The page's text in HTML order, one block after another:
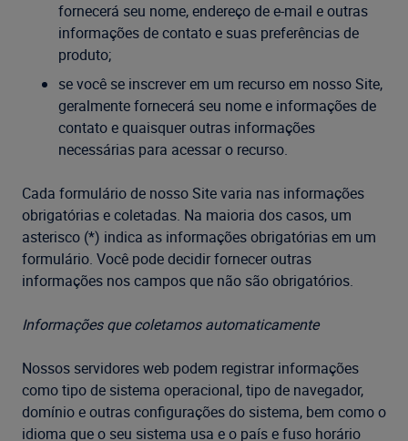
fornecerá seu nome, endereço de e-mail e outras
informações de contato e suas preferências de
produto;
se você se inscrever em um recurso em nosso Site,
geralmente fornecerá seu nome e informações de
contato e quaisquer outras informações
necessárias para acessar o recurso.
Cada formulário de nosso Site varia nas informações
obrigatórias e coletadas. Na maioria dos casos, um
asterisco (*) indica as informações obrigatórias em um
formulário. Você pode decidir fornecer outras
informações nos campos que não são obrigatórios.
Informações que coletamos automaticamente
Nossos servidores web podem registrar informações
como tipo de sistema operacional, tipo de navegador,
domínio e outras configurações do sistema, bem como o
idioma que o seu sistema usa e o país e fuso horário